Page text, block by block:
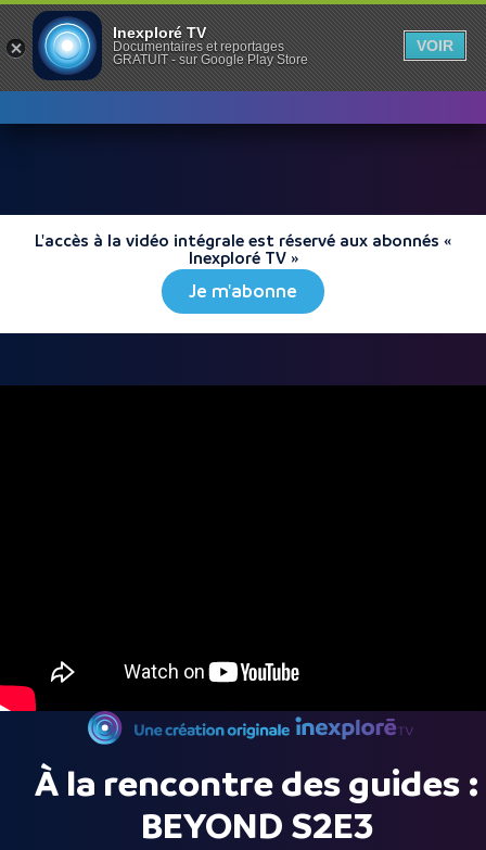
L'accès à la vidéo intégrale est réservé aux abonnés «
Inexploré TV »
Je m'abonne
À la rencontre des guides :
BEYOND S2E3
Inexploré TV
Documentaires et reportages
GRATUIT - sur Google Play Store
VOIR